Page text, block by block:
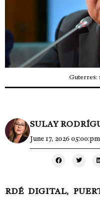
Guterres:
SULAY
June 17, 2026 05:00:pm
RDÉ DIGITAL,